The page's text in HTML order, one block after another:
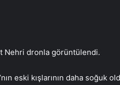
Nehri dronla görüntülendi.
eski kışlarının daha soğuk
kopyalamışlar
Bahar Aksu